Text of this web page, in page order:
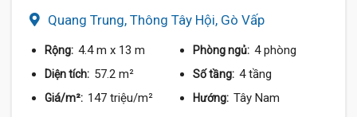
Quang Trung, Thông Tây Hội, Gò Vấp
Rộng: 4.4 m x 13 m Phòng ngủ: 4 phòng
Diện tích: 57.2 m² Số tầng: 4 tầng
Giá/m²: 147 triệu/m² Hướng: Tây Nam